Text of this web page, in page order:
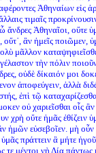
Ἀθηναίων εἰς
τιμαῖς
ἄνδρες Ἀθηναῖοι, οὔτε
οὔτ᾽, ἂν ἡμεῖς ποιῶμεν,
μᾶλλον
τὴν πόλιν
οὐδὲ δίκαιόν μοι
ἀποφεύγειν, ἀλλὰ
ἐπὶ τῷ
οὐ χαριεῖσθαι οἷς
χρὴ οὔτε ἡμᾶς ἐθίζειν
ἡμῶν εὐσεβοῖεν. μὴ οὖν
πράττειν ἃ μήτε
τε μέντοι νὴ Δία